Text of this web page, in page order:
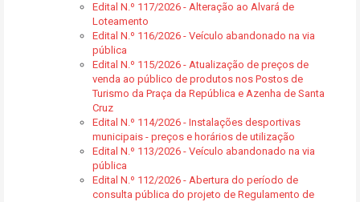
Edital N.º 117/2026 - Alteração ao Alvará de
Loteamento
Edital N.º 116/2026 - Veículo abandonado na via
pública
Edital N.º 115/2026 - Atualização de preços de
venda ao público de produtos nos Postos de
Turismo da Praça da República e Azenha de Santa
Cruz
Edital N.º 114/2026 - Instalações desportivas
municipais - preços e horários de utilização
Edital N.º 113/2026 - Veículo abandonado na via
pública
Edital N.º 112/2026 - Abertura do período de
consulta pública do projeto de Regulamento de